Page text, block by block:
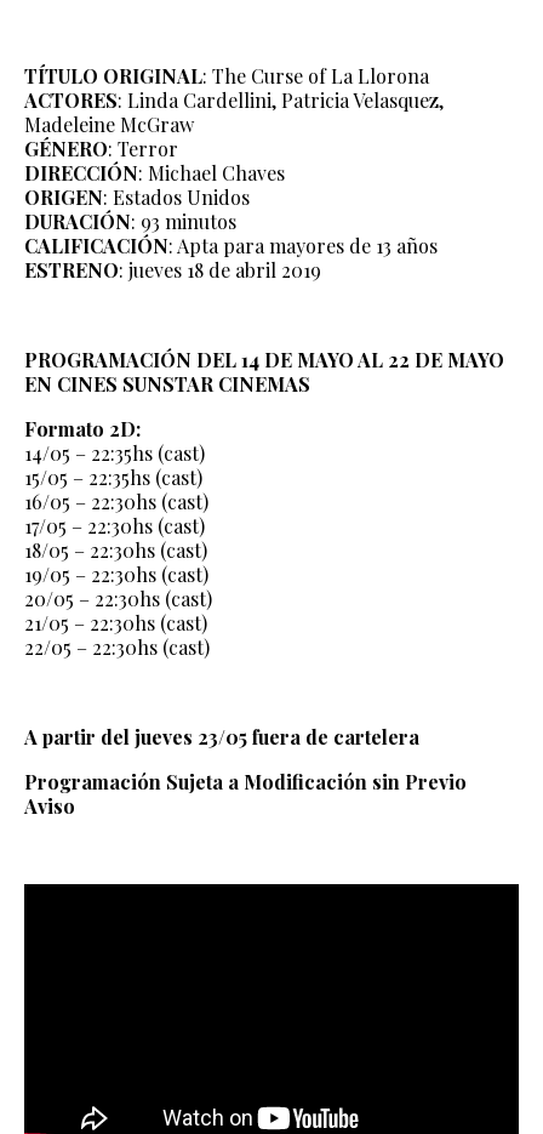
TÍTULO ORIGINAL: The Curse of La Llorona
ACTORES: Linda Cardellini, Patricia Velasquez,
Madeleine McGraw
GÉNERO: Terror
DIRECCIÓN: Michael Chaves
ORIGEN: Estados Unidos
DURACIÓN: 93 minutos
CALIFICACIÓN: Apta para mayores de 13 años
ESTRENO: jueves 18 de abril 2019
PROGRAMACIÓN DEL 14 DE MAYO AL 22 DE MAYO
EN CINES SUNSTAR CINEMAS
Formato 2D:
14/05 – 22:35hs (cast)
15/05 – 22:35hs (cast)
16/05 – 22:30hs (cast)
17/05 – 22:30hs (cast)
18/05 – 22:30hs (cast)
19/05 – 22:30hs (cast)
20/05 – 22:30hs (cast)
21/05 – 22:30hs (cast)
22/05 – 22:30hs (cast)
A partir del jueves 23/05 fuera de cartelera
Programación Sujeta a Modificación sin Previo
Aviso